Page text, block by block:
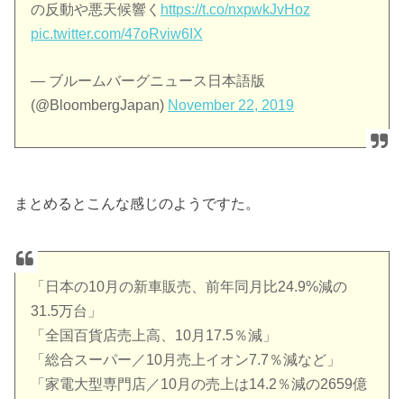
の反動や悪天候響く https://t.co/nxpwkJvHoz
pic.twitter.com/47oRviw6IX
— ブルームバーグニュース日本語版
(@BloombergJapan) November 22, 2019
まとめるとこんな感じのようですた。
「日本の10月の新車販売、前年同月比24.9%減の
31.5万台」
「全国百貨店売上高、10月17.5％減」
「総合スーパー／10月売上イオン7.7％減など」
「家電大型専門店／10月の売上は14.2％減の2659億